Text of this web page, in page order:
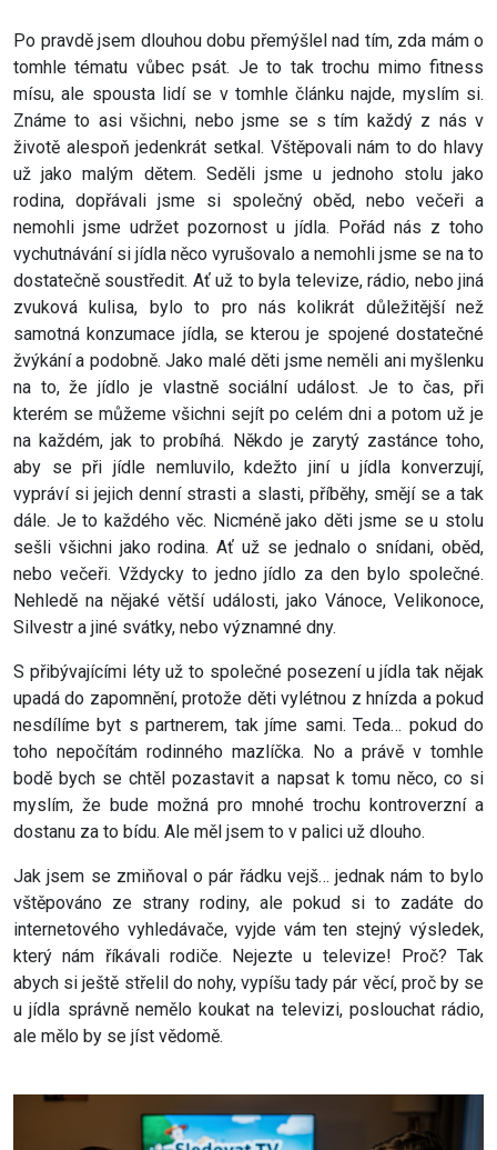
Po pravdě jsem dlouhou dobu přemýšlel nad tím, zda mám o
tomhle tématu vůbec psát. Je to tak trochu mimo fitness
mísu, ale spousta lidí se v tomhle článku najde, myslím si.
Známe to asi všichni, nebo jsme se s tím každý z nás v
životě alespoň jedenkrát setkal. Vštěpovali nám to do hlavy
už jako malým dětem. Seděli jsme u jednoho stolu jako
rodina, dopřávali jsme si společný oběd, nebo večeři a
nemohli jsme udržet pozornost u jídla. Pořád nás z toho
vychutnávání si jídla něco vyrušovalo a nemohli jsme se na to
dostatečně soustředit. Ať už to byla televize, rádio, nebo jiná
zvuková kulisa, bylo to pro nás kolikrát důležitější než
samotná konzumace jídla, se kterou je spojené dostatečné
žvýkání a podobně. Jako malé děti jsme neměli ani myšlenku
na to, že jídlo je vlastně sociální událost. Je to čas, při
kterém se můžeme všichni sejít po celém dni a potom už je
na každém, jak to probíhá. Někdo je zarytý zastánce toho,
aby se při jídle nemluvilo, kdežto jiní u jídla konverzují,
vypráví si jejich denní strasti a slasti, příběhy, smějí se a tak
dále. Je to každého věc. Nicméně jako děti jsme se u stolu
sešli všichni jako rodina. Ať už se jednalo o snídani, oběd,
nebo večeři. Vždycky to jedno jídlo za den bylo společné.
Nehledě na nějaké větší události, jako Vánoce, Velikonoce,
Silvestr a jiné svátky, nebo významné dny.
S přibývajícími léty už to společné posezení u jídla tak nějak
upadá do zapomnění, protože děti vylétnou z hnízda a pokud
nesdílíme byt s partnerem, tak jíme sami. Teda… pokud do
toho nepočítám rodinného mazlíčka. No a právě v tomhle
bodě bych se chtěl pozastavit a napsat k tomu něco, co si
myslím, že bude možná pro mnohé trochu kontroverzní a
dostanu za to bídu. Ale měl jsem to v palici už dlouho.
Jak jsem se zmiňoval o pár řádku vejš… jednak nám to bylo
vštěpováno ze strany rodiny, ale pokud si to zadáte do
internetového vyhledávače, vyjde vám ten stejný výsledek,
který nám říkávali rodiče. Nejezte u televize! Proč? Tak
abych si ještě střelil do nohy, vypíšu tady pár věcí, proč by se
u jídla správně nemělo koukat na televizi, poslouchat rádio,
ale mělo by se jíst vědomě.